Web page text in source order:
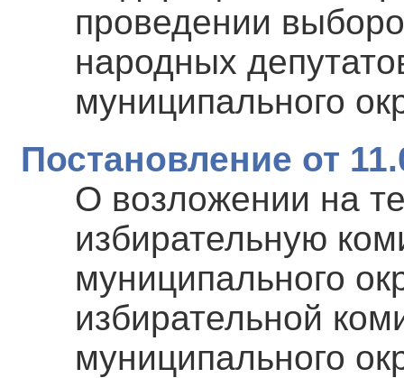
проведении
народных
муниципального
Постановление от
О возложении на
избирательную
муниципального
избирательной
муниципального